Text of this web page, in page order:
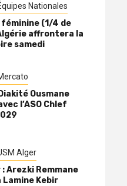
Nationales
féminine (1/4 de
affrontera la
samedi
Ousmane
l’ASO Chlef
Alger
: Arezki Remmane
Lamine Kebir